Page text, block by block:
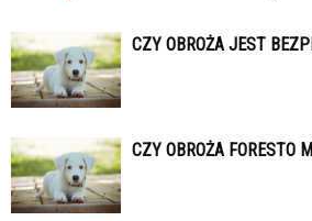
CZY OBROŻA JEST
CZY OBROŻA FORESTO